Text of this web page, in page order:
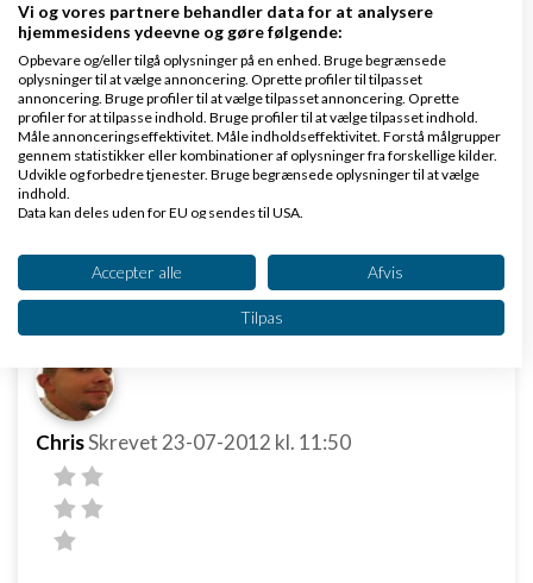
hej,
Prisen er vigtig, men hvis du skal opbygge en helt ny
hjemmesiden. så skal du have erfaring før. ellers går
det næsten 100% til fiasko, special du vil lave det i
udlandet. min erfaring siger, det bliver ikke billigere.
Svar
ChrisSkrevet 23-07-2012 kl. 11:50
Vi og vores partnere behandler data for at analysere
hjemmesidens ydeevne og gøre følgende:
Opbevare og/eller tilgå oplysninger på en enhed. Bruge begrænsede
oplysninger til at vælge annoncering. Oprette profiler til tilpasset
annoncering. Bruge profiler til at vælge tilpasset annoncering. Oprette
profiler for at tilpasse indhold. Bruge profiler til at vælge tilpasset indhold.
Måle annonceringseffektivitet. Måle indholdseffektivitet. Forstå målgrupper
gennem statistikker eller kombinationer af oplysninger fra forskellige kilder.
Udvikle og forbedre tjenester. Bruge begrænsede oplysninger til at vælge
indhold.
Data kan deles uden for EU og sendes til USA.
Se partnerliste (2 IAB-leverandører)
Vi bruger dine data til følgende formål:
IAB's behandlingsformål:
Opbevare og/eller tilgå oplysninger på en
enhed
Bruge begrænsede oplysninger til at vælge
Oprette profiler til tilpasset annoncering
Bruge profiler til at vælge tilpasset
Accepter alle Afvis
Tilpas